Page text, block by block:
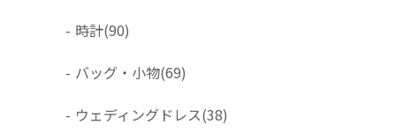
- 時計(90)
- バッグ・小物(69)
- ウェディングドレス(38)